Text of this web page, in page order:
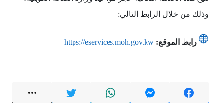
وذلك من خلال الرابط التالي:
رابط الموقع: https://eservices.moh.gov.kw